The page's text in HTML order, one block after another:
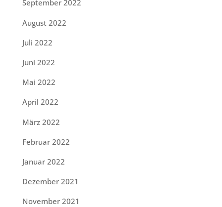
September 2022
August 2022
Juli 2022
Juni 2022
Mai 2022
April 2022
März 2022
Februar 2022
Januar 2022
Dezember 2021
November 2021